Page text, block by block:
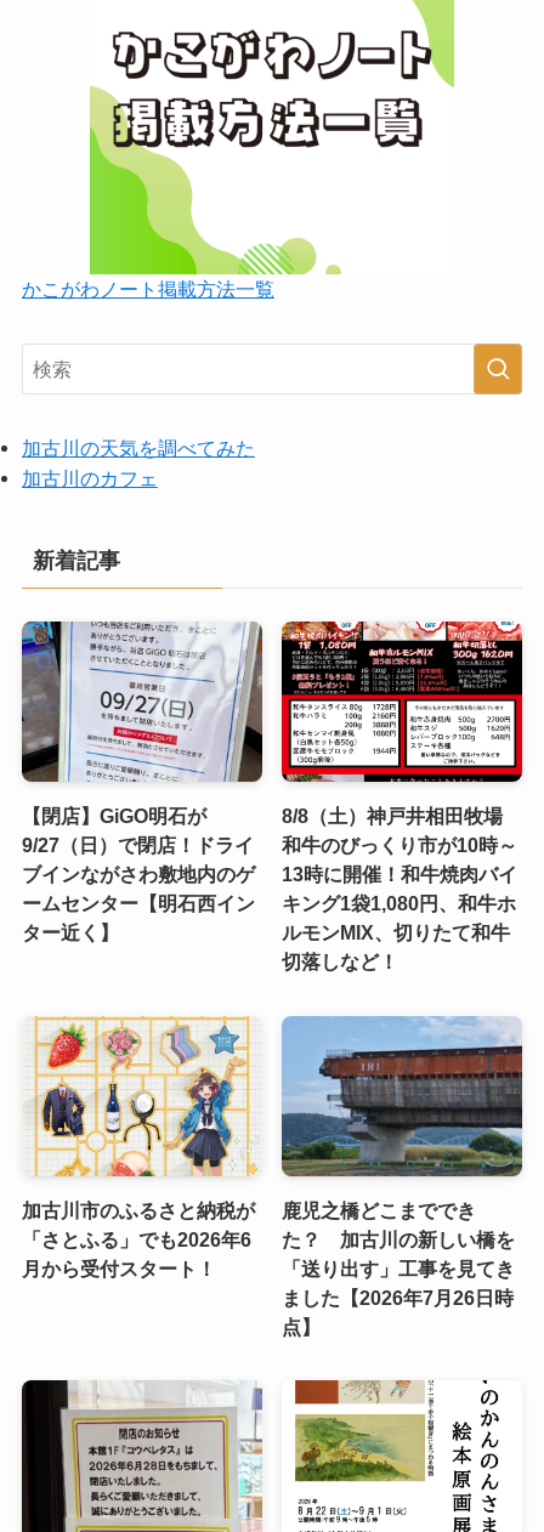
かこがわノート掲載方法一覧
加古川の天気を調べてみた
加古川のカフェ
新着記事
【閉店】GiGO明石が
9/27（日）で閉店！ドライ
ブインながさわ敷地内のゲ
ームセンター【明石西イン
ター近く】
8/8（土）神戸井相田牧場
和牛のびっくり市が10時～
13時に開催！和牛焼肉バイ
キング1袋1,080円、和牛ホ
ルモンMIX、切りたて和牛
切落しなど！
加古川市のふるさと納税が
「さとふる」でも2026年6
月から受付スタート！
鹿児之橋どこまででき
た？ 加古川の新しい橋を
「送り出す」工事を見てき
ました【2026年7月26日時
点】